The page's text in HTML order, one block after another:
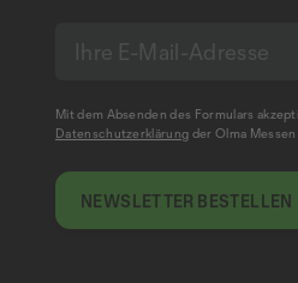
Mit dem Absenden des Formulars
Datenschutzerklärung der Olma
NEWSLETTER BESTELLEN